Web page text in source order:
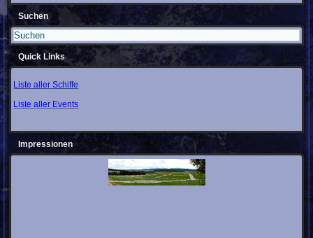
Suchen
Quick Links
Liste aller Schiffe
Liste aller Events
Impressionen